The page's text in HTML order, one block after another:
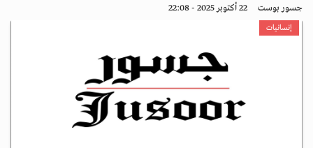
جسور بوست 22 أكتوبر 2025 - 22:08
إنسانيات